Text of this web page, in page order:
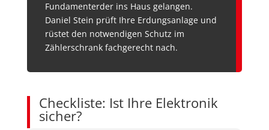
Fundamenterder ins Haus gelangen.
Daniel Stein prüft Ihre Erdungsanlage und
rüstet den notwendigen Schutz im
Zählerschrank fachgerecht nach.
Checkliste: Ist Ihre Elektronik
sicher?